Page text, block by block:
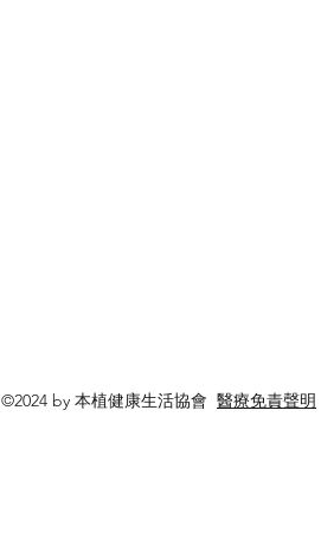
©2024 by 本植健康生活協會 醫療免責聲明